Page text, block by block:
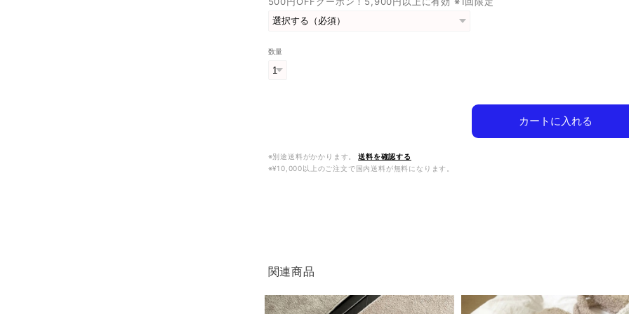
数量
カートに入れる
※別途送料がかかります。
送料を確認する
※¥10,000以上のご注文で国内送料が無料になります。
関連商品